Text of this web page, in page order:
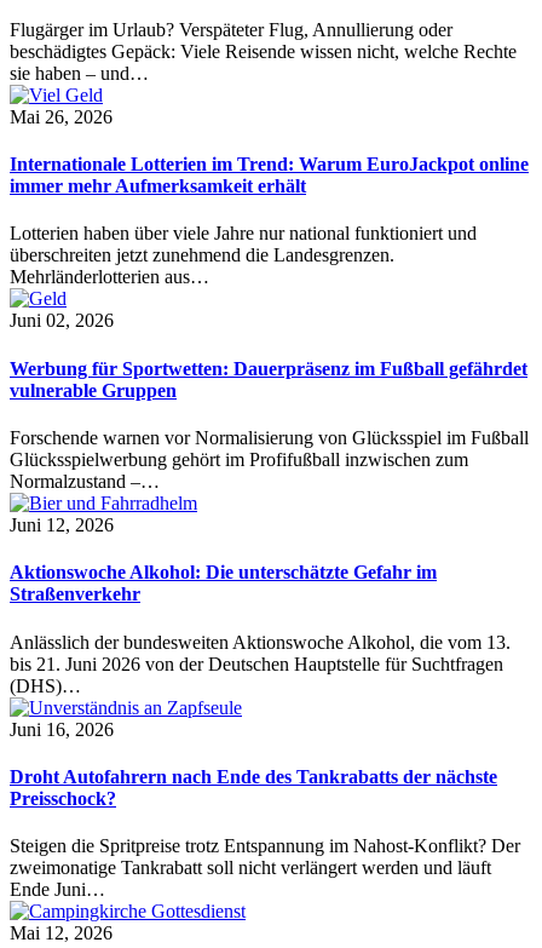
Flugärger im Urlaub? Verspäteter Flug, Annullierung oder
beschädigtes Gepäck: Viele Reisende wissen nicht, welche Rechte
sie haben – und…
Mai 26, 2026
Internationale Lotterien im Trend: Warum EuroJackpot online
immer mehr Aufmerksamkeit erhält
Lotterien haben über viele Jahre nur national funktioniert und
überschreiten jetzt zunehmend die Landesgrenzen.
Mehrländerlotterien aus…
Juni 02, 2026
Werbung für Sportwetten: Dauerpräsenz im Fußball gefährdet
vulnerable Gruppen
Forschende warnen vor Normalisierung von Glücksspiel im Fußball
Glücksspielwerbung gehört im Profifußball inzwischen zum
Normalzustand –…
Juni 12, 2026
Aktionswoche Alkohol: Die unterschätzte Gefahr im
Straßenverkehr
Anlässlich der bundesweiten Aktionswoche Alkohol, die vom 13.
bis 21. Juni 2026 von der Deutschen Hauptstelle für Suchtfragen
(DHS)…
Juni 16, 2026
Droht Autofahrern nach Ende des Tankrabatts der nächste
Preisschock?
Steigen die Spritpreise trotz Entspannung im Nahost-Konflikt? Der
zweimonatige Tankrabatt soll nicht verlängert werden und läuft
Ende Juni…
Mai 12, 2026